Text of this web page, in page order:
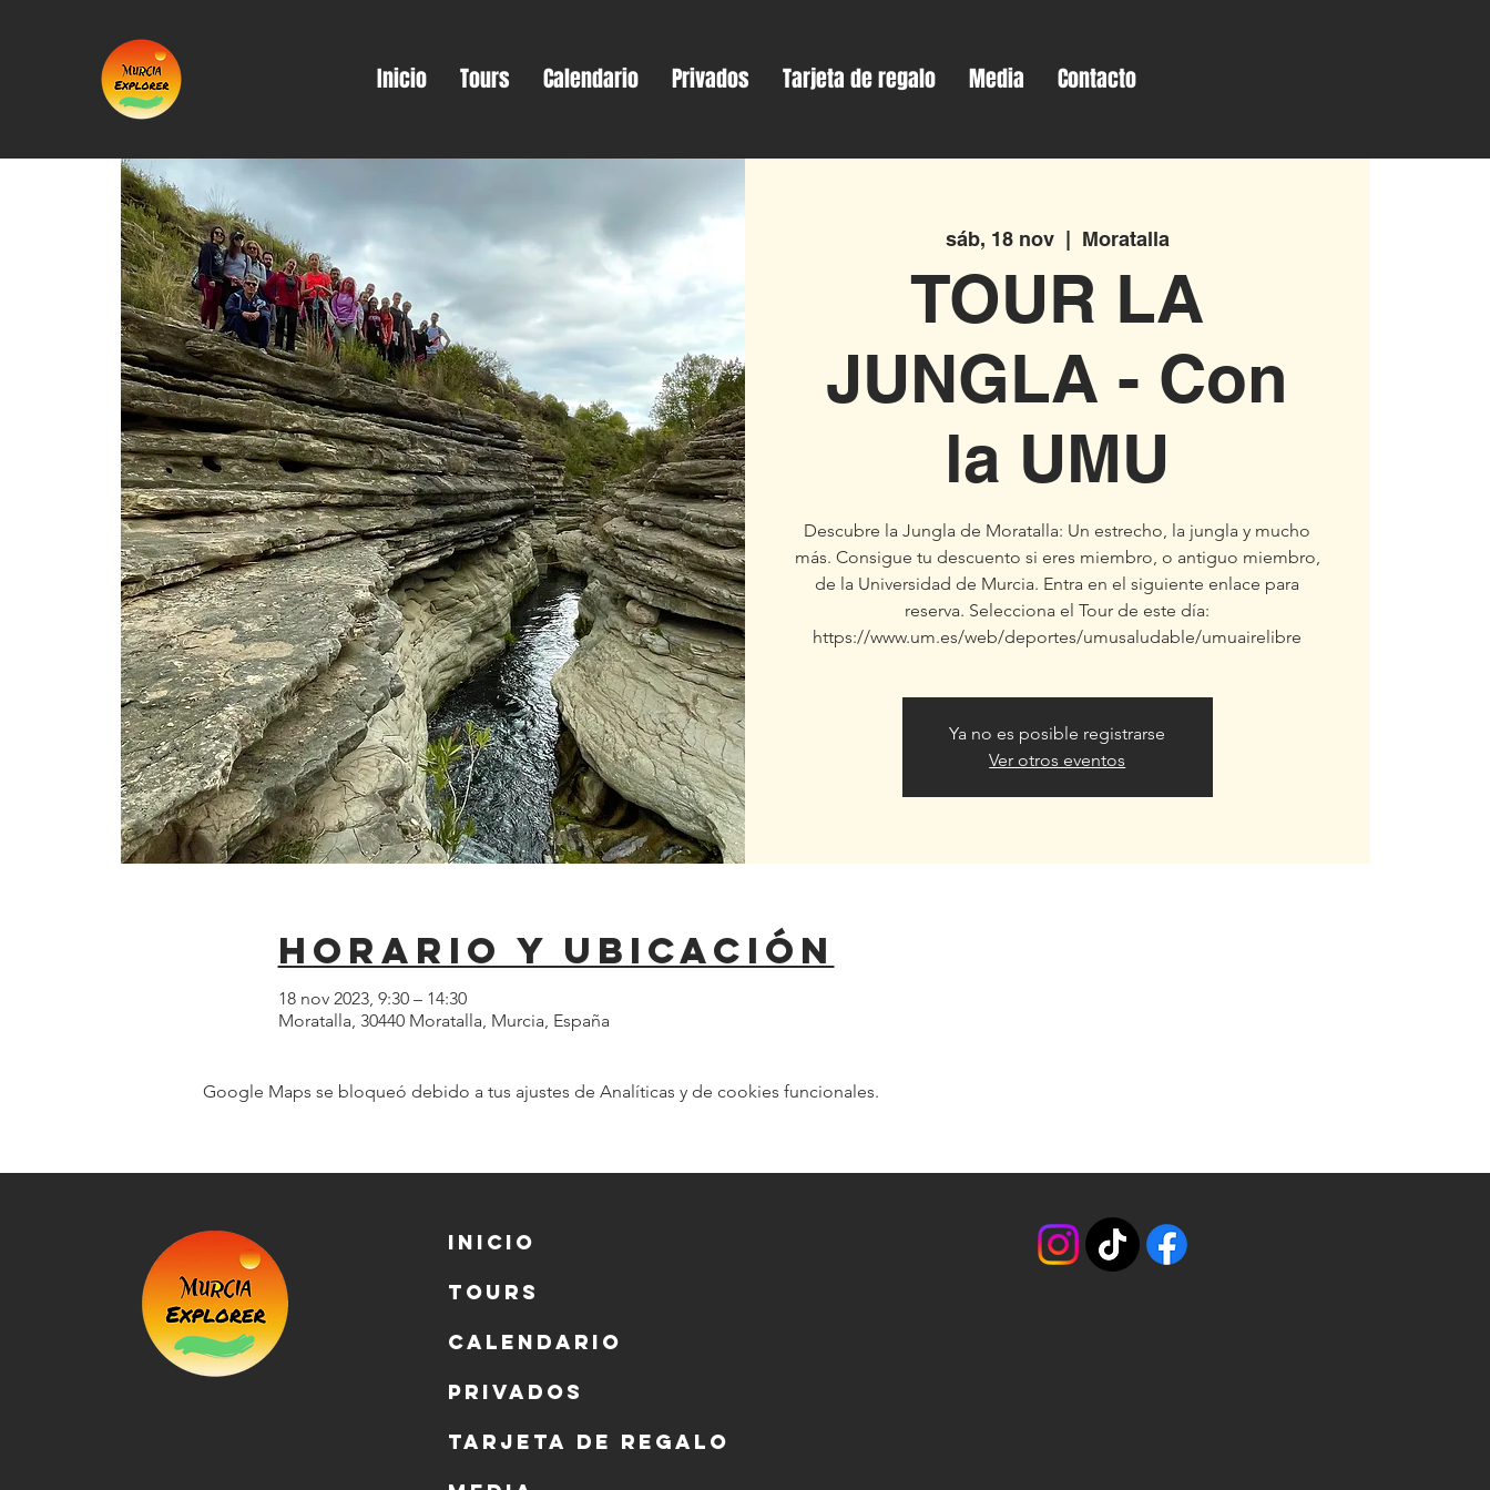
Inicio Tours Calendario Privados Tarjeta de regalo Media Contacto
sáb, 18 nov
  |
Moratalla
TOUR LA
JUNGLA - Con
la UMU
Descubre la Jungla de Moratalla: Un estrecho, la jungla y mucho
más. Consigue tu descuento si eres miembro, o antiguo miembro,
de la Universidad de Murcia. Entra en el siguiente enlace para
reserva. Selecciona el Tour de este día:
https://www.um.es/web/deportes/umusaludable/umuairelibre
Ya no es posible registrarse
Ver otros eventos
Horario y ubicación
18 nov 2023, 9:30 – 14:30
Moratalla, 30440 Moratalla, Murcia, España
Google Maps se bloqueó debido a tus ajustes de Analíticas y de cookies funcionales.
Inicio
Tours
Calendario
Privados
Tarjeta de regalo